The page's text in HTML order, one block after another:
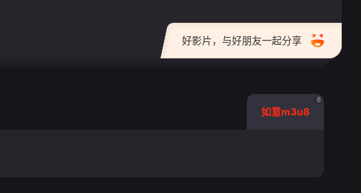
好影片，与好朋友一起分享
如意m3u8
6